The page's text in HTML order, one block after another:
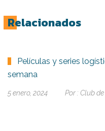
Relacionados
Películas y series
semana
5 enero, 2024 Por : Club